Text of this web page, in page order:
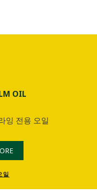
OIL
잉 전용 오일
일